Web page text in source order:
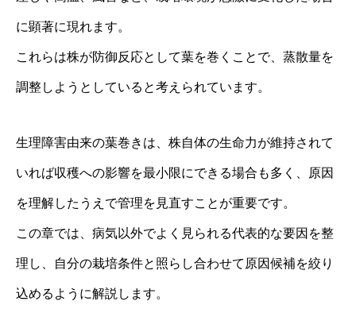
に顕著に現れます。
これらは株が防御反応として葉を巻くことで、蒸散量を
調整しようとしていると考えられています。
生理障害由来の葉巻きは、株自体の生命力が維持されて
いれば収穫への影響を最小限にできる場合も多く、原因
を理解したうえで管理を見直すことが重要です。
この章では、病気以外でよく見られる代表的な要因を整
理し、自分の栽培条件と照らし合わせて原因候補を絞り
込めるように解説します。